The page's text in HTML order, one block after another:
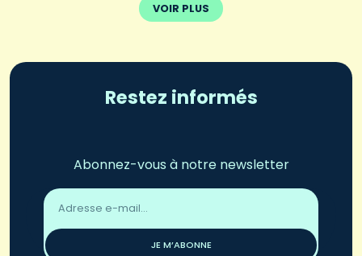
VOIR PLUS
Restez informés
Abonnez-vous à notre newsletter
Adresse
email
JE M’ABONNE